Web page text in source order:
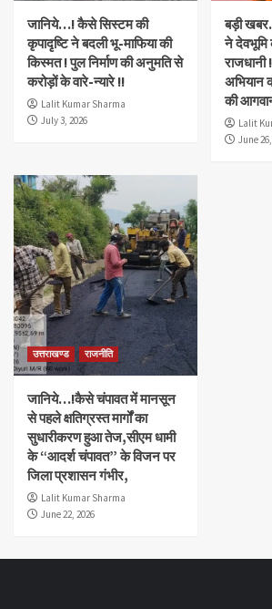
जानिये…! कैसे सिस्टम की
कृपादृष्टि ने बदली भू-माफिया की
किस्मत ! पुल निर्माण की अनुमति से
करोड़ों के वारे-न्यारे !!
Lalit Kumar Sharma
July 3, 2026
बड़ी
ने देवभूमि
अभियान
की
Lalit
June
उत्तराखण्ड राजनीति
जानिये…!कैसे चंपावत में मानसून
से पहले क्षतिग्रस्त मार्गों का
सुधारीकरण हुआ तेज,सीएम धामी
के “आदर्श चंपावत” के विजन पर
जिला प्रशासन गंभीर,
Lalit Kumar Sharma
June 22, 2026